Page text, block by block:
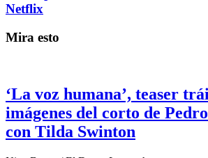
Netflix
Mira esto
‘La voz humana’, teaser
imágenes del corto de
con Tilda Swinton